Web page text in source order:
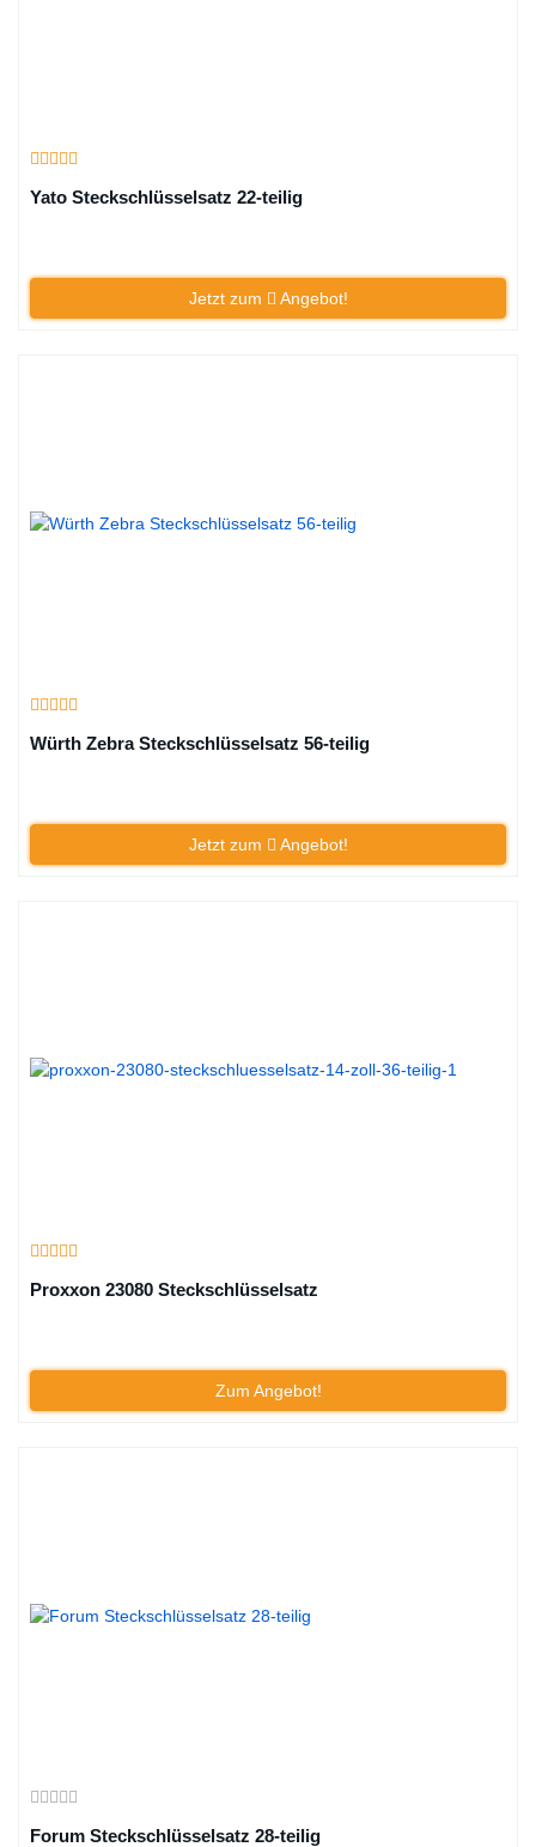
Yato Steckschlüsselsatz 22-teilig
Jetzt zum Angebot!
Würth Zebra Steckschlüsselsatz 56-teilig
Jetzt zum Angebot!
Proxxon 23080 Steckschlüsselsatz
Zum Angebot!
Forum Steckschlüsselsatz 28-teilig